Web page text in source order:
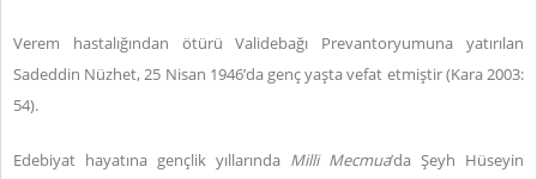
Verem hastalığından ötürü Validebağı Prevantoryumuna yatırılan
Sadeddin Nüzhet, 25 Nisan 1946’da genç yaşta vefat etmiştir (Kara 2003:
54).
Edebiyat hayatına gençlik yıllarında Milli Mecmua’da Şeyh Hüseyin